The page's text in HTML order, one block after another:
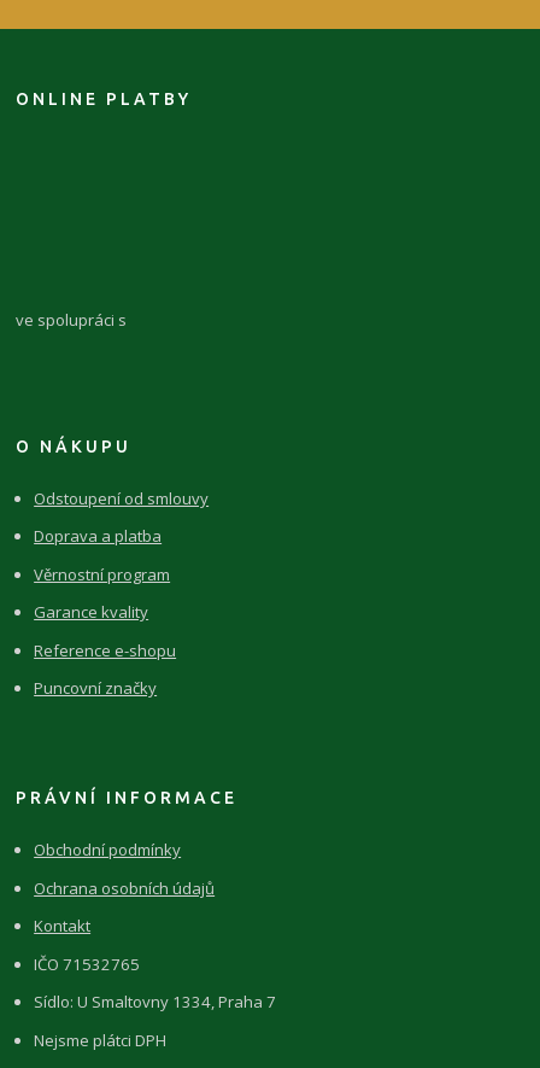
ONLINE PLATBY
ve spolupráci s
O NÁKUPU
Odstoupení od smlouvy
Doprava a platba
Věrnostní program
Garance kvality
Reference e-shopu
Puncovní značky
PRÁVNÍ INFORMACE
Obchodní podmínky
Ochrana osobních údajů
Kontakt
IČO 71532765
Sídlo: U Smaltovny 1334, Praha 7
Nejsme plátci DPH